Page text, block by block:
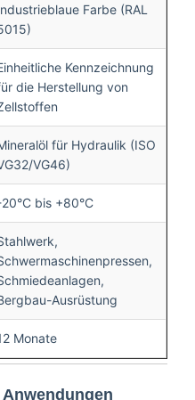
Farbe (RAL
Kennzeichnung
die Herstellung von
für Hydraulik (ISO
VG46)
bis +80°C
Ausrüstung
Monate